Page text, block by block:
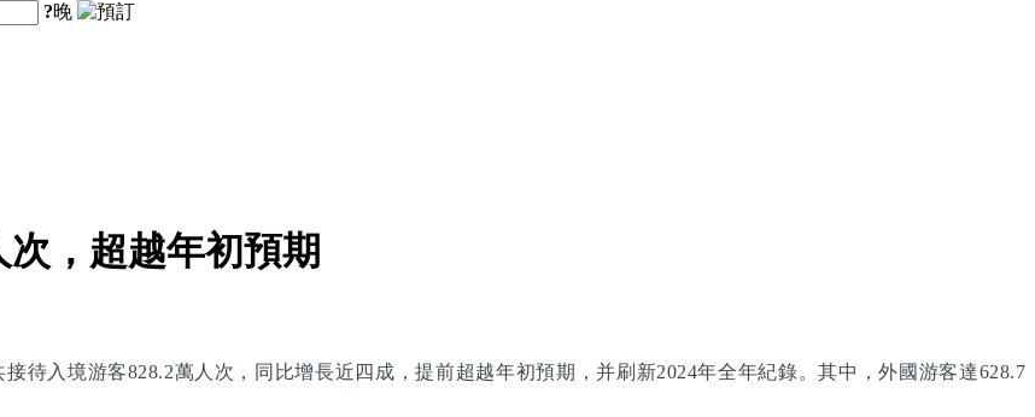
?晚
，超越年初預期
待入境游客828.2萬人次，同比增長近四成，提前超越年初預期，并刷新2024年全年紀錄。其中，外國游客達628.7